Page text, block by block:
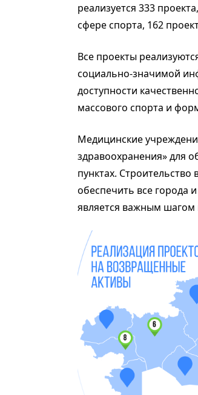
реализуется 333
сфере спорта, 162
Все проекты
социально-значимой
доступности
массового спорта и
Медицинские
здравоохранения» для
пунктах. Строительство
обеспечить все города
является важным шагом